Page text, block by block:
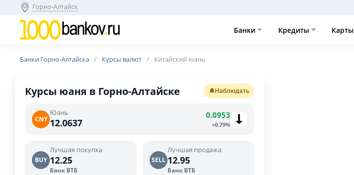
Горно-Алтайск
Банки Кредиты Карты
Банки Горно-Алтайска Курсы валют Китайский юань
Курсы юаня в Горно-Алтайске 🔔 Наблюдать
CNY
Юань
12.0637
0.0953
+0.79%
BUY
Лучшая покупка
12.25
Банк ВТБ
SELL
Лучшая продажа
12.95
Банк ВТБ